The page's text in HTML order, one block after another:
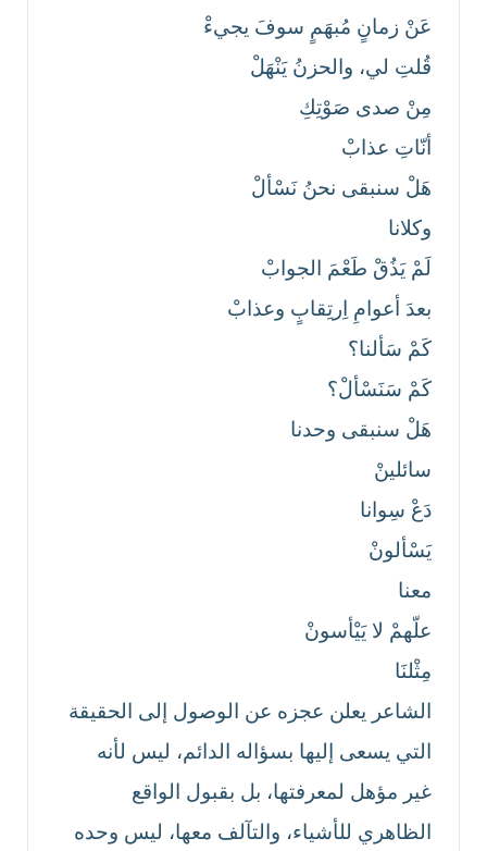
عَنْ زمانٍ مُبهَمٍ سوفَ يجيءْ
قُلتِ لي، والحزنُ يَنْهَلْ
مِنْ صدى صَوْتِكِ
أنّاتِ عذابْ
هَلْ سنبقى نحنُ نَسْألْ
وكلانا
لَمْ يَذُقْ طَعْمَ الجوابْ
بعدَ أعوامِ اِرتِقابٍ وعذابْ
كَمْ سَألنا؟
كَمْ سَنَسْألْ؟
هَلْ سنبقى وحدنا
سائلينْ
دَعْ سِوانا
يَسْألونْ
معنا
علّهمْ لا يَيْأسونْ
مِثْلنَا
الشاعر يعلن عجزه عن الوصول إلى الحقيقة
التي يسعى إليها بسؤاله الدائم، ليس لأنه
غير مؤهل لمعرفتها، بل بقبول الواقع
الظاهري للأشياء، والتآلف معها، ليس وحده